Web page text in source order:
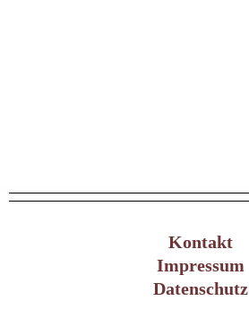
Kontakt
Impressum
Datenschutz